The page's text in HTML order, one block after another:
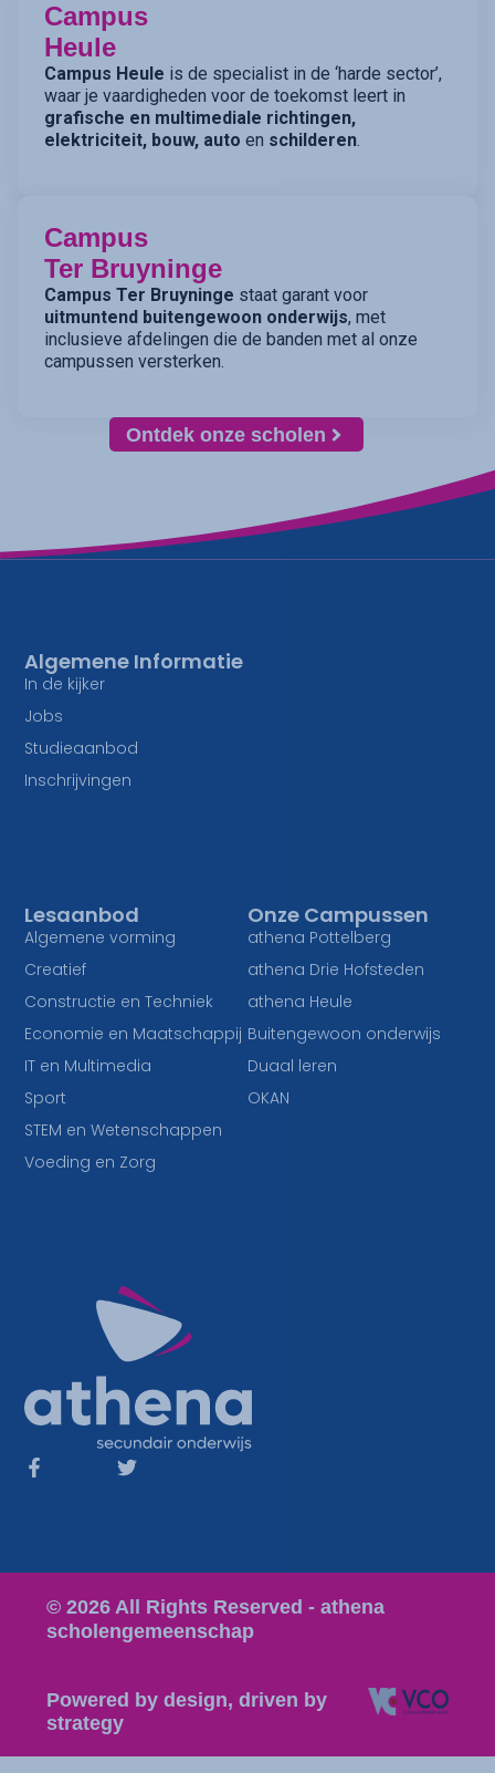
Campus
Heule
Campus Heule is de specialist in de ‘harde sector’,
waar je vaardigheden voor de toekomst leert in
grafische en multimediale richtingen,
elektriciteit, bouw, auto en schilderen.
Campus
Ter Bruyninge
Campus Ter Bruyninge staat garant voor
uitmuntend buitengewoon onderwijs, met
inclusieve afdelingen die de banden met al onze
campussen versterken.
Ontdek onze scholen
Onze Campussen
athena Pottelberg
athena Drie Hofsteden
athena Heule
Buitengewoon onderwijs
Duaal leren
OKAN
Lesaanbod
Algemene vorming
Creatief
Constructie en Techniek
Economie en Maatschappij
IT en Multimedia
Sport
STEM en Wetenschappen
Voeding en Zorg
Algemene Informatie
In de kijker
Jobs
Studieaanbod
Inschrijvingen
© 2026 All Rights Reserved - athena
scholengemeenschap
Powered by design, driven by
strategy